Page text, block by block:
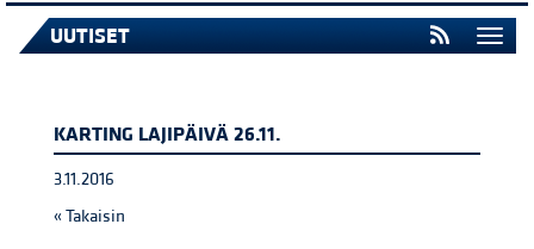
UUTISET
KARTING LAJIPÄIVÄ 26.11.
3.11.2016
« Takaisin